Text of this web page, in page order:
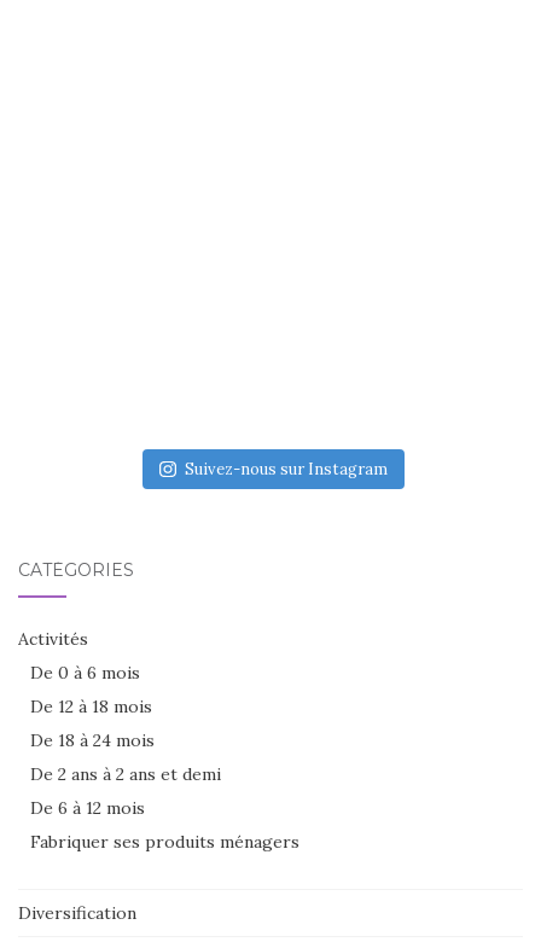
Suivez-nous sur Instagram
CATÉGORIES
Activités
De 0 à 6 mois
De 12 à 18 mois
De 18 à 24 mois
De 2 ans à 2 ans et demi
De 6 à 12 mois
Fabriquer ses produits ménagers
Diversification